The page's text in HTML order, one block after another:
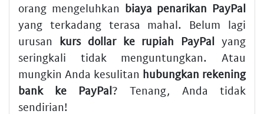
orang mengeluhkan biaya penarikan PayPal
yang terkadang terasa mahal. Belum lagi
urusan kurs dollar ke rupiah PayPal yang
seringkali tidak menguntungkan. Atau
mungkin Anda kesulitan hubungkan rekening
bank ke PayPal? Tenang, Anda tidak
sendirian!